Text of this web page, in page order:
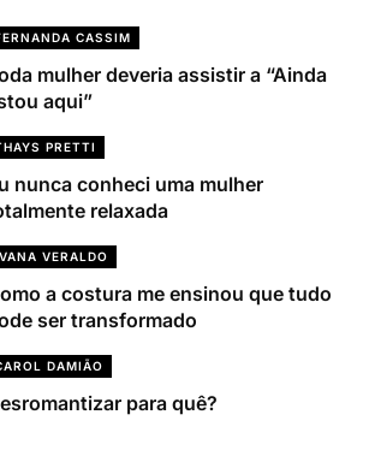
CASSIM
mulher deveria assistir a “Ainda
aqui”
PRETTI
nunca conheci uma mulher
relaxada
VERALDO
a costura me ensinou que tudo
ser transformado
DAMIÃO
para quê?